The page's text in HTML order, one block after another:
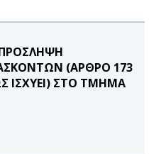
(ΑΡΘΡΟ 173
ΙΣΧΥΕΙ) ΣΤΟ ΤΜΗΜΑ